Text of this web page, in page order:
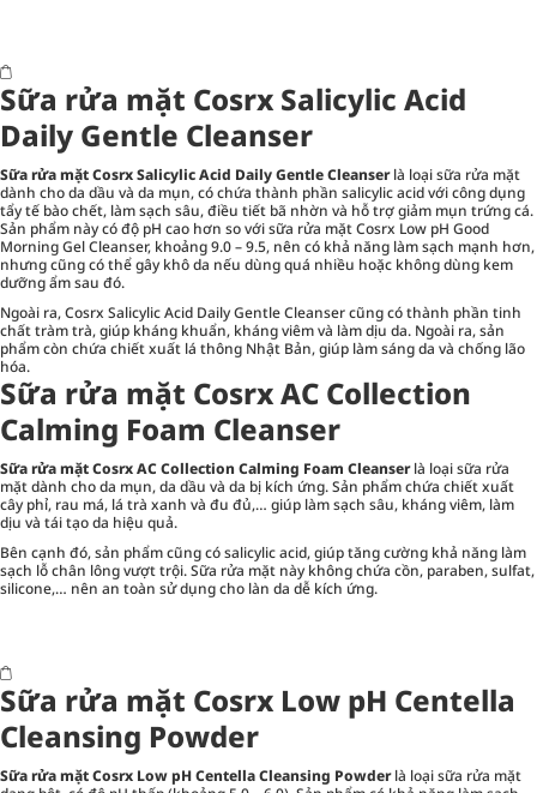
Sữa rửa mặt Cosrx Salicylic Acid
Daily Gentle Cleanser
Sữa rửa mặt Cosrx Salicylic Acid Daily Gentle Cleanserlà loại sữa rửa mặt
dành cho da dầu và da mụn, có chứa thành phần salicylic acid với công dụng
tẩy tế bào chết, làm sạch sâu, điều tiết bã nhờn và hỗ trợ giảm mụn trứng cá.
Sản phẩm này có độ pH cao hơn so với sữa rửa mặt Cosrx Low pH Good
Morning Gel Cleanser, khoảng 9.0 – 9.5, nên có khả năng làm sạch mạnh hơn,
nhưng cũng có thể gây khô da nếu dùng quá nhiều hoặc không dùng kem
dưỡng ẩm sau đó.
Ngoài ra, Cosrx Salicylic Acid Daily Gentle Cleanser cũng có thành phần tinh
chất tràm trà, giúp kháng khuẩn, kháng viêm và làm dịu da. Ngoài ra, sản
phẩm còn chứa chiết xuất lá thông Nhật Bản, giúp làm sáng da và chống lão
hóa.
Sữa rửa mặt Cosrx AC Collection
Calming Foam Cleanser
Sữa rửa mặt Cosrx AC Collection Calming Foam Cleanserlà loại sữa rửa
mặt dành cho da mụn, da dầu và da bị kích ứng. Sản phẩm chứa chiết xuất
cây phỉ, rau má, lá trà xanh và đu đủ,… giúp làm sạch sâu, kháng viêm, làm
dịu và tái tạo da hiệu quả.
Bên cạnh đó, sản phẩm cũng có salicylic acid, giúp tăng cường khả năng làm
sạch lỗ chân lông vượt trội. Sữa rửa mặt này không chứa cồn, paraben, sulfat,
silicone,… nên an toàn sử dụng cho làn da dễ kích ứng.
Sữa rửa mặt Cosrx Low pH Centella
Cleansing Powder
Sữa rửa mặt Cosrx Low pH Centella Cleansing Powderlà loại sữa rửa mặt